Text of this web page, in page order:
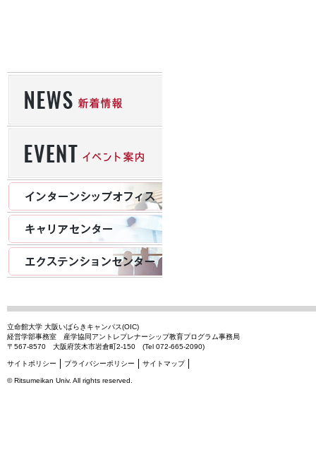
立命館大学 大阪いばらきキャンパス(OIC)
経営学部事務室 産学協同アントレプレナーシップ教育プログラム事務局
〒567-8570 大阪府茨木市岩倉町2-150 (Tel 072-665-2090)
サイトポリシー プライバシーポリシー サイトマップ
©Ritsumeikan Univ. All rights reserved.